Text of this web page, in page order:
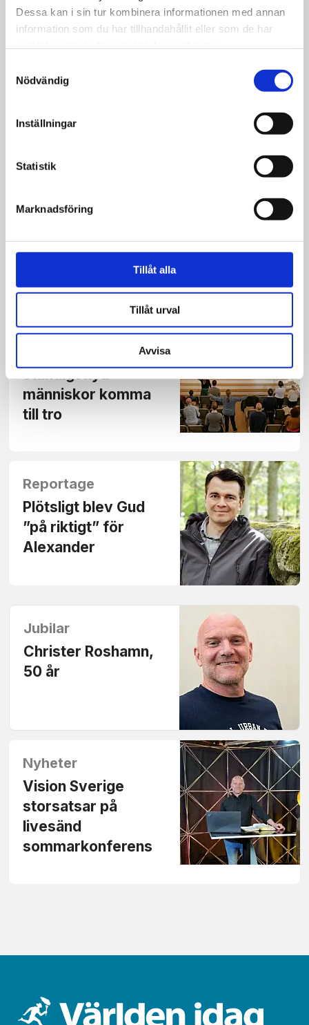
Dessa kan i sin tur kombinera informationen med annan
information som du har tillhandahållit eller som de har
Nödvändig
Inställningar
Statistik
Marknadsföring
Tillåt alla
Tillåt urval
Avvisa
blir pastor i
Christer Roshamn
föreståndare i
Folkungakyrkan
Reportage
Folkungakyrkan ser
ständigt nya
människor komma
till tro
Reportage
Plötsligt blev Gud
”på riktigt” för
Alexander
Jubilar
Christer Roshamn,
50 år
Nyheter
Vision Sverige
storsatsar på
livesänd
sommarkonferens